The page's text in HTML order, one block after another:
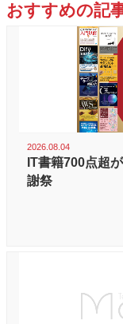
おすすめの記
2026.08.04
IT書籍700点超
謝祭